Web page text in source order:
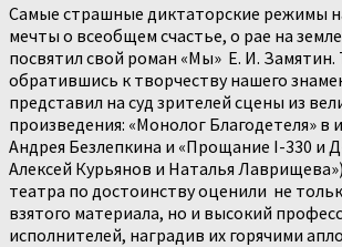
Самые страшные диктаторские режимы
мечты о всеобщем счастье, о рае на
посвятил свой роман «Мы» Е. И. Замятин.
обратившись к творчеству нашего
представил на суд зрителей сцены из
произведения: «Монолог Благодетеля» в
Андрея Безлепкина и «Прощание I-330 и
Алексей Курьянов и Наталья
театра по достоинству оценили не
взятого материала, но и высокий
исполнителей, наградив их горячими